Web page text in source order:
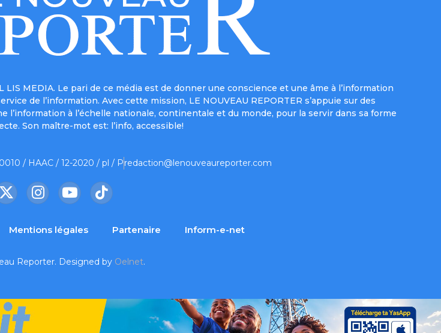
LIS MEDIA. Le pari de ce média est de donner une conscience et une âme à l’information
de l’information. Avec cette mission, LE NOUVEAU REPORTER s’appuie sur des
l’information à l’échelle nationale, continentale et du monde, pour la servir dans sa forme
Son maître-mot est: l’info, accessible!
/ HAAC / 12-2020 / pl / Predaction@lenouveaureporter.com
X
InstagramYouTubeTikTok
Mentions légales Partenaire Inform-e-net
Reporter. Designed by Oelnet.